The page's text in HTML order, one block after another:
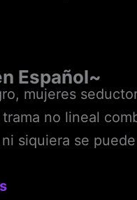
Español~
mujeres
no lineal
siquiera se